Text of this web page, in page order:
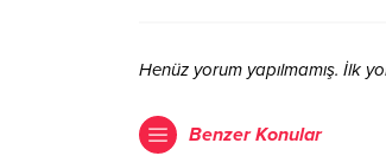
Henüz yorum yapılmamış. İlk
Benzer Konular